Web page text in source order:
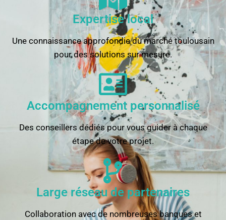
Expertise local
Une connaissance approfondie du marché toulousain
pour des solutions sur mesure.​
Accompagnement personnalisé
Des conseillers dédiés pour vous guider à chaque
étape de votre projet.
Large réseau de partenaires
Collaboration avec de nombreuses banques et